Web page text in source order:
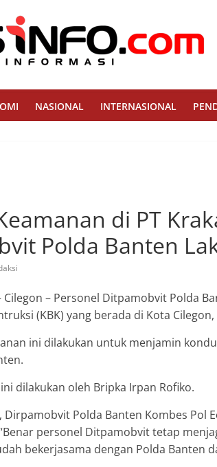
NASIONAL INTERNASIONAL
di PT
Polda Banten
Cilegon – Personel Ditpamobvit Polda
(KBK) yang berada di Kota
ini dilakukan untuk menjamin
dilakukan oleh Bripka Irpan Rofiko.
Dirpamobvit Polda Banten Kombes Pol
personel Ditpamobvit tetap
bekerjasama dengan Polda Banten